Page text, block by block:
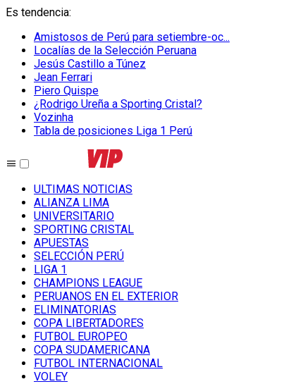
Es tendencia:
Amistosos de Perú para setiembre-oc...
Localías de la Selección Peruana
Jesús Castillo a Túnez
Jean Ferrari
Piero Quispe
¿Rodrigo Ureña a Sporting Cristal?
Vozinha
Tabla de posiciones Liga 1 Perú
ULTIMAS NOTICIAS
ALIANZA LIMA
UNIVERSITARIO
SPORTING CRISTAL
APUESTAS
SELECCIÓN PERÚ
LIGA 1
CHAMPIONS LEAGUE
PERUANOS EN EL EXTERIOR
ELIMINATORIAS
COPA LIBERTADORES
FUTBOL EUROPEO
COPA SUDAMERICANA
FUTBOL INTERNACIONAL
VOLEY